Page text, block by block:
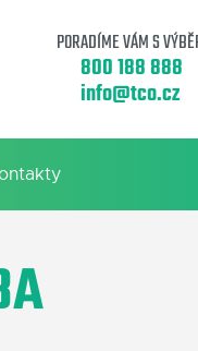
PORADÍME VÁM S
800 188 888
info@tco.cz